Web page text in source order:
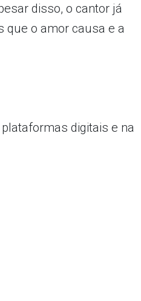
disso, o cantor já
que o amor causa e a
digitais e na